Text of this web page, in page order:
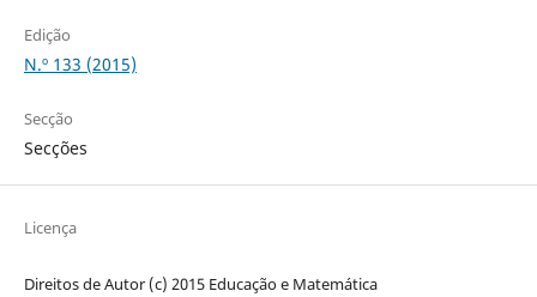
Edição
N.º 133 (2015)
Secção
Secções
Licença
Direitos de Autor (c) 2015 Educação e Matemática